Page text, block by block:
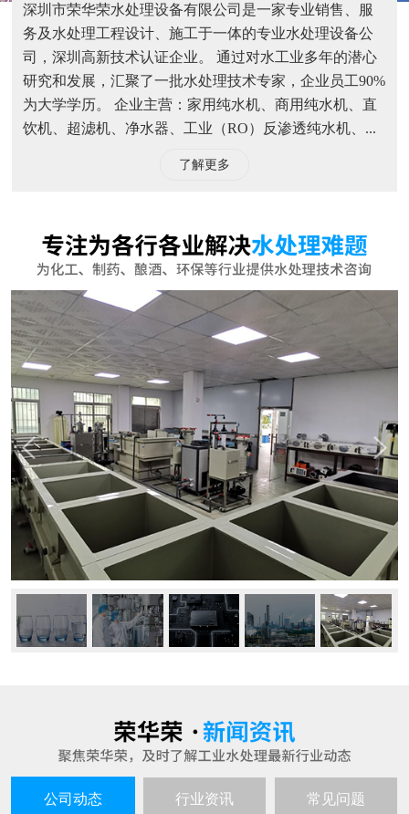
深圳市荣华荣水处理设备有限公司是一家专业销售、服
务及水处理工程设计、施工于一体的专业水处理设备公
司，深圳高新技术认证企业。 通过对水工业多年的潜心
研究和发展，汇聚了一批水处理技术专家，企业员工90%
为大学学历。 企业主营：家用纯水机、商用纯水机、直
饮机、超滤机、净水器、工业（RO）反渗透纯水机、...
了解更多
公司动态 行业资讯 常见问题